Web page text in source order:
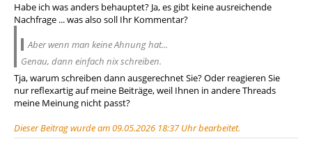
Habe ich was anders behauptet? Ja, es gibt keine ausreichende
Nachfrage ... was also soll Ihr Kommentar?
Aber wenn man keine Ahnung hat...
Genau, dann einfach nix schreiben.
Tja, warum schreiben dann ausgerechnet Sie? Oder reagieren Sie
nur reflexartig auf meine Beiträge, weil Ihnen in andere Threads
meine Meinung nicht passt?
Dieser Beitrag wurde am 09.05.2026 18:37 Uhr bearbeitet.